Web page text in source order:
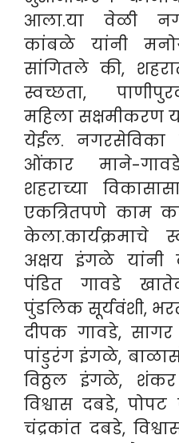
आला.या वेळी
कांबळे यांनी
सांगितले की,
स्वच्छता,
महिला सक्षमीकरण
येईल. नगरसेविका
ओंकार माने-
शहराच्या
एकत्रितपणे काम
केला.कार्यक्रमाचे
अक्षय इंगळे यांनी
पंडित गावडे
पुंडलिक सूर्यवंशी,
दीपक गावडे, सागर
पांडुरंग इंगळे,
विठ्ठल इंगळे,
विश्वास दबडे,
चंद्रकांत दबडे,